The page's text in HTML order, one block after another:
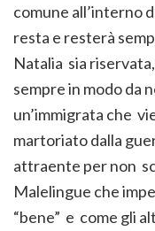
comune all’interno
resta e resterà
Natalia sia
sempre in modo da
un’immigrata che
martoriato dalla
attraente per non
Malelingue che
“bene” e come gli